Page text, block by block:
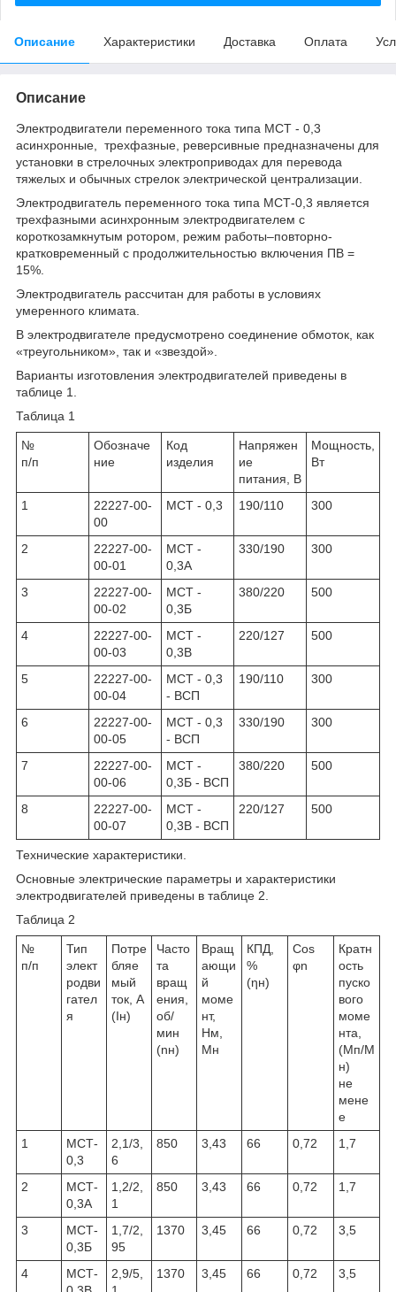
Описание Характеристики Доставка Оплата
Описание
Электродвигатели переменного тока типа МСТ - 0,3
асинхронные, трехфазные, реверсивные предназначены для
установки в стрелочных электроприводах для перевода
тяжелых и обычных стрелок электрической централизации.
Электродвигатель переменного тока типа МСТ-0,3 является
трехфазными асинхронным электродвигателем с
короткозамкнутым ротором, режим работы–повторно-
кратковременный с продолжительностью включения ПВ =
15%.
Электродвигатель рассчитан для работы в условиях
умеренного климата.
В электродвигателе предусмотрено соединение обмоток, как
«треугольником», так и «звездой».
Варианты изготовления электродвигателей приведены в
таблице 1.
Таблица 1
№
п/п
Обозначе
ние
Код
изделия
Напряжен
ие
питания, В
Мощность,
Вт
1
22227-00-
00
МСТ - 0,3 190/110 300
2
22227-00-
00-01
МСТ -
0,3А
330/190 300
3
22227-00-
00-02
МСТ -
0,3Б
380/220 500
4
22227-00-
00-03
МСТ -
0,3В
220/127 500
5
22227-00-
00-04
МСТ - 0,3
- ВСП
190/110 300
6
22227-00-
00-05
МСТ - 0,3
- ВСП
330/190 300
7
22227-00-
00-06
МСТ -
0,3Б - ВСП
380/220 500
8
22227-00-
00-07
МСТ -
0,3В - ВСП
220/127 500
Технические характеристики.
Основные электрические параметры и характеристики
электродвигателей приведены в таблице 2.
Таблица 2
№
п/п
Тип
элект
родви
гател
я
Потре
бляе
мый
ток, А
(Iн)
Часто
та
вращ
ения,
об/
мин
(nн)
Вращ
ающи
й
моме
нт,
Нм,
Mн
КПД,
%
(ηн)
Сos
φn
Кратн
ость
пуско
вого
моме
нта,
(Mп/M
н)
не
мене
е
1
МСТ-
0,3
2,1/3,
6
850 3,43 66 0,72 1,7
2
МСТ-
0,3А
1,2/2,
1
850 3,43 66 0,72 1,7
3
МСТ-
0,3Б
1,7/2,
95
1370 3,45 66 0,72 3,5
4
МСТ-
2,9/5,
1370 3,45 66 0,72 3,5